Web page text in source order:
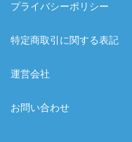
プライバシーポリシー
特定商取引に関する表記
運営会社
お問い合わせ